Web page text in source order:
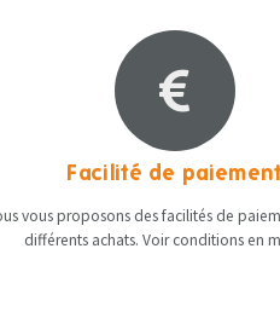
Facilité de paiement
vous proposons des facilités de
différents achats. Voir conditions en